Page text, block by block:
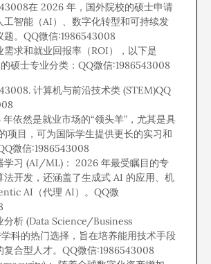
在 2026 年，国外院校的硕士申请
工智能（AI）、数字化转型和可持续发
题。QQ微信:1986543008
需求和就业回报率（ROI），以下是
硕士专业分类：QQ微信:1986543008
计算机与前沿技术类 (STEM)QQ
依然是就业市场的“领头羊”，尤其是具
项目，可为国际学生提供更长的实习和
微信:1986543008
学习 (AI/ML)： 2026 年最受瞩目的专
法开发，还涵盖了生成式 AI 的应用、机
AI（代理 AI）。QQ微
分析 (Data Science/Business
科的热门选择，旨在培养能用技术手段
复合型人才。QQ微信:1986543008